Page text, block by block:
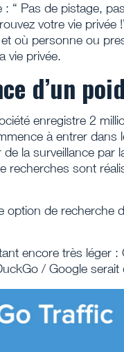
“ Pas de pistage,
votre vie privée
où personne ou
vie privée.
d’un
enregistre 2
à entrer dans
la surveillance par
recherches sont
de recherche
encore très léger :
/ Google